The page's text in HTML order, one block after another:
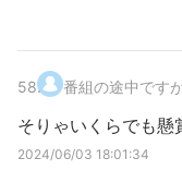
58. 番組の途中です
そりゃいくらでも懸
2024/06/03 18:01:34